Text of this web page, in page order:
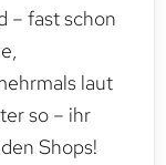
– fast schon
laut
so – ihr
Shops!